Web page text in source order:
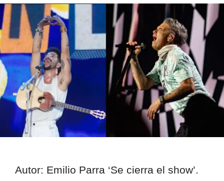
Autor: Emilio Parra ‘Se cierra el show’.